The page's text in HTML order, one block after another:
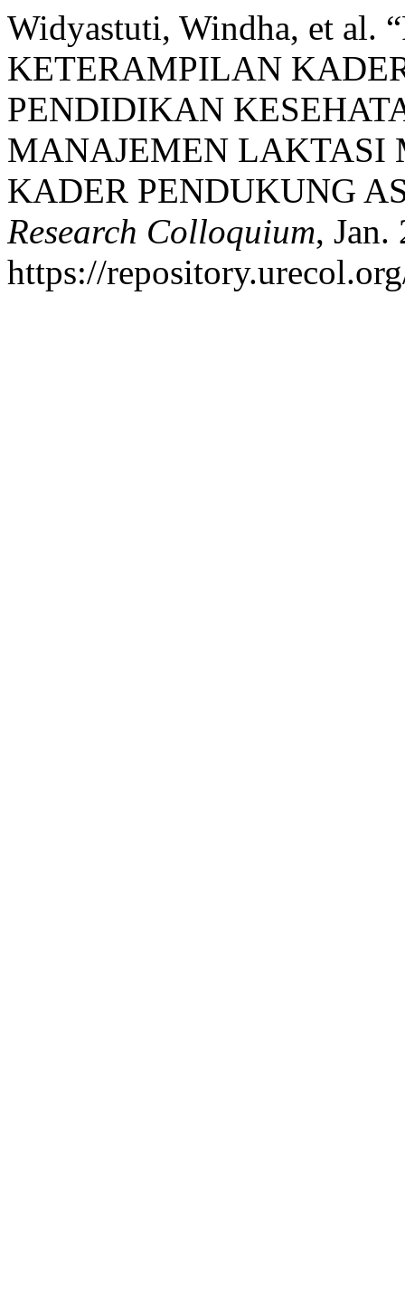
Widyastuti, Windha, et al.
KETERAMPILAN
PENDIDIKAN
MANAJEMEN LAKTASI
KADER PENDUKUNG
Research Colloquium, Jan.
https://